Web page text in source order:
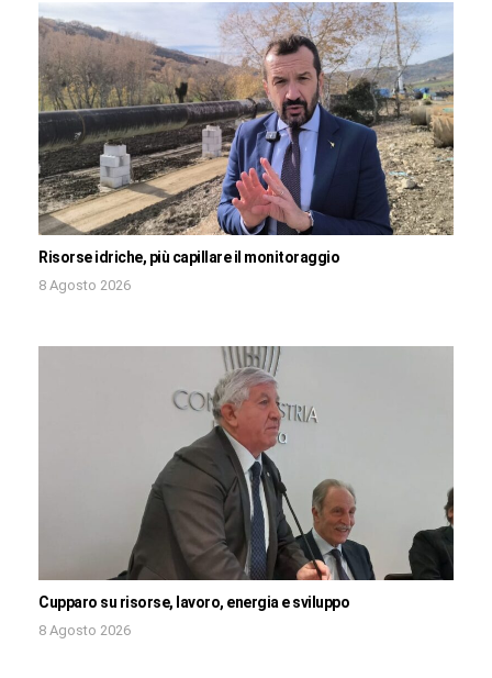
Risorse idriche, più capillare il monitoraggio
8 Agosto 2026
Cupparo su risorse, lavoro, energia e sviluppo
8 Agosto 2026